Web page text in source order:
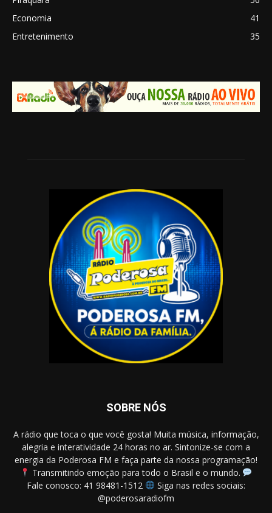
Economia
41
Entretenimento
35
SOBRE NÓS
A rádio que toca o que você gosta! Muita música, informação,
alegria e interatividade 24 horas no ar. Sintonize-se com a
energia da Poderosa FM e faça parte da nossa programação!
Transmitindo emoção para todo o Brasil e o mundo.
Fale conosco: 41 98481-1512
Siga nas redes sociais:
@poderosaradiofm